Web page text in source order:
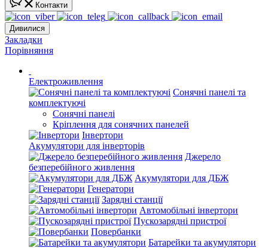
Контакти
Дивилися
Закладки
Порівняння
Електроживлення
Сонячні панелі та
комплектуючі
Сонячні панелі
Кріплення для сонячних панелей
Інвертори
Акумулятори для інверторів
Джерело
безперебійного живлення
Акумулятори для ДБЖ
Генератори
Зарядні станції
Автомобільні інвертори
Пускозарядні пристрої
Повербанки
Батарейки та акумулятори